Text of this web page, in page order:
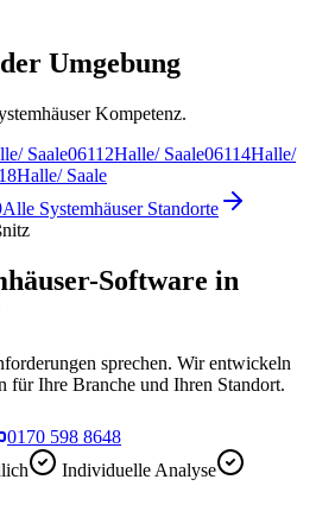
Umgebung
Kompetenz.
Saale06112Halle/ Saale06114Halle/
Halle/ Saale
Alle SystemhäuserStandorte
Software in
sprechen. Wir entwickeln
für Ihre Branche und Ihren Standort.
0170 598 8648
Individuelle Analyse